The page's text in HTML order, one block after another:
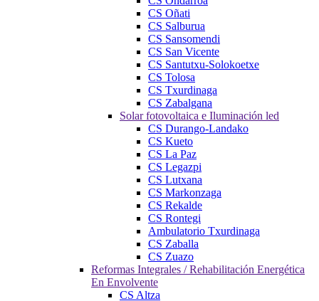
CS Oñati
CS Salburua
CS Sansomendi
CS San Vicente
CS Santutxu-Solokoetxe
CS Tolosa
CS Txurdinaga
CS Zabalgana
Solar fotovoltaica e Iluminación led
CS Durango-Landako
CS Kueto
CS La Paz
CS Legazpi
CS Lutxana
CS Markonzaga
CS Rekalde
CS Rontegi
Ambulatorio Txurdinaga
CS Zaballa
CS Zuazo
Reformas Integrales / Rehabilitación Energética
En Envolvente
CS Altza